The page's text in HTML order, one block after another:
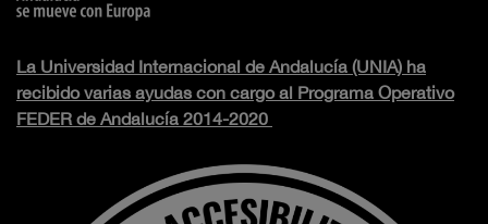
La Universidad Internacional de Andalucía (UNIA) ha
recibido varias ayudas con cargo al Programa Operativo
FEDER de Andalucía 2014-2020